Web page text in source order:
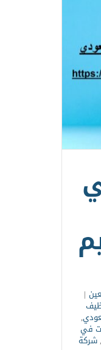
|
,
في
,شركة